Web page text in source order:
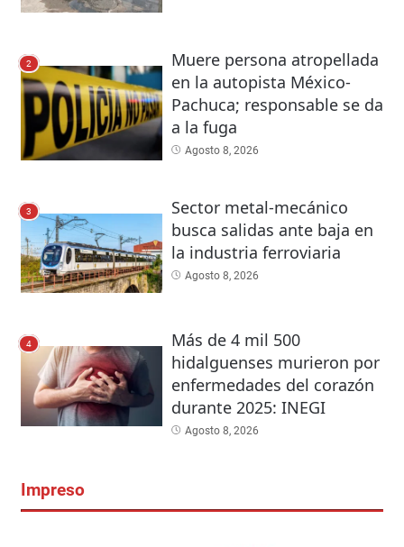
2
Muere persona atropellada
en la autopista México-
Pachuca; responsable se da
a la fuga
Agosto 8, 2026
3
Sector metal-mecánico
busca salidas ante baja en
la industria ferroviaria
Agosto 8, 2026
4
Más de 4 mil 500
hidalguenses murieron por
enfermedades del corazón
durante 2025: INEGI
Agosto 8, 2026
Impreso